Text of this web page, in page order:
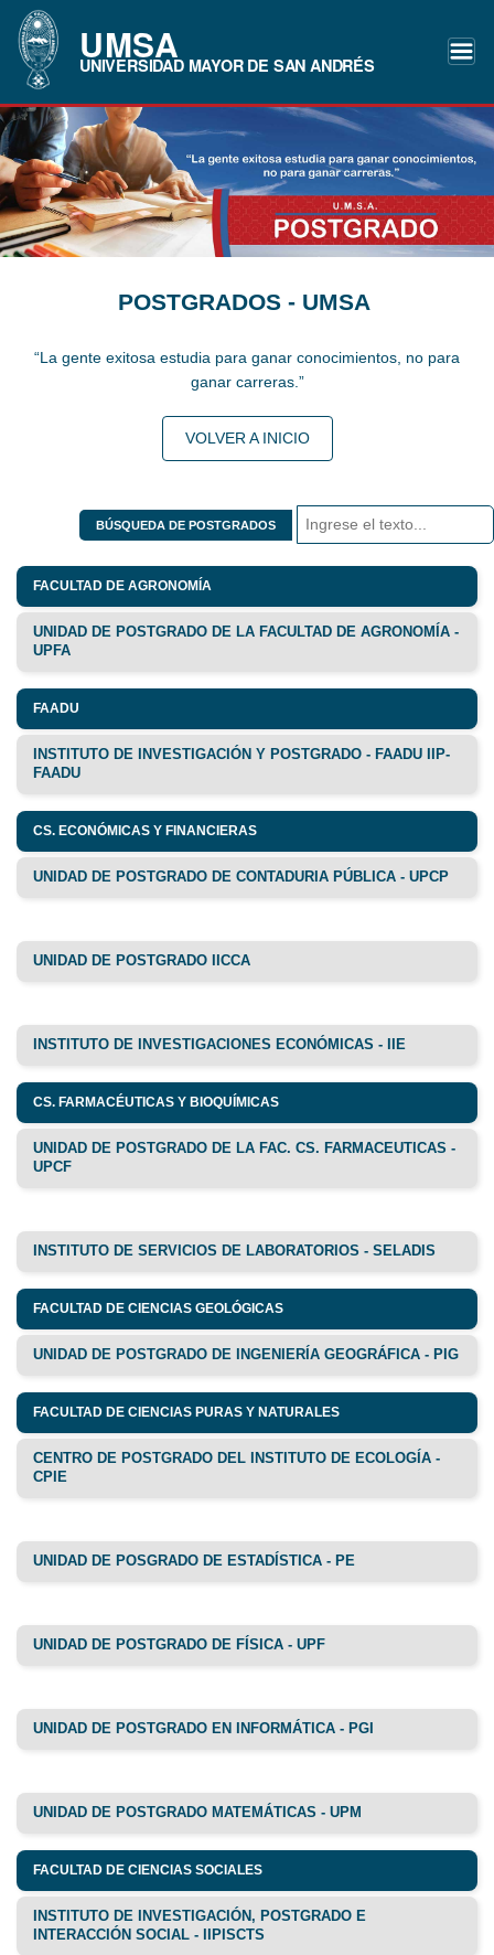
UMSA
UNIVERSIDAD MAYOR DE SAN ANDRÉS
POSTGRADOS - UMSA
“La gente exitosa estudia para ganar conocimientos, no para
ganar carreras.”
VOLVER A INICIO
BÚSQUEDA DE POSTGRADOS
FACULTAD DE AGRONOMÍA
UNIDAD DE POSTGRADO DE LA FACULTAD DE AGRONOMÍA -
UPFA
FAADU
INSTITUTO DE INVESTIGACIÓN Y POSTGRADO - FAADU IIP-
FAADU
CS. ECONÓMICAS Y FINANCIERAS
UNIDAD DE POSTGRADO DE CONTADURIA PÚBLICA - UPCP
UNIDAD DE POSTGRADO IICCA
INSTITUTO DE INVESTIGACIONES ECONÓMICAS - IIE
CS. FARMACÉUTICAS Y BIOQUÍMICAS
UNIDAD DE POSTGRADO DE LA FAC. CS. FARMACEUTICAS -
UPCF
INSTITUTO DE SERVICIOS DE LABORATORIOS - SELADIS
FACULTAD DE CIENCIAS GEOLÓGICAS
UNIDAD DE POSTGRADO DE INGENIERÍA GEOGRÁFICA - PIG
FACULTAD DE CIENCIAS PURAS Y NATURALES
CENTRO DE POSTGRADO DEL INSTITUTO DE ECOLOGÍA -
CPIE
UNIDAD DE POSGRADO DE ESTADÍSTICA - PE
UNIDAD DE POSTGRADO DE FÍSICA - UPF
UNIDAD DE POSTGRADO EN INFORMÁTICA - PGI
UNIDAD DE POSTGRADO MATEMÁTICAS - UPM
FACULTAD DE CIENCIAS SOCIALES
INSTITUTO DE INVESTIGACIÓN, POSTGRADO E
INTERACCIÓN SOCIAL - IIPISCTS